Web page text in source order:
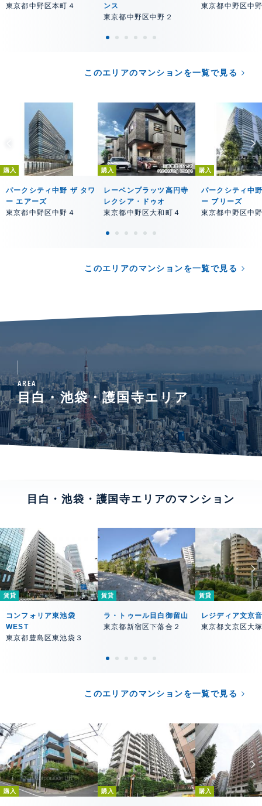
東京都中野区本町４
ンス
東京都中野区中野２
東京都中野区中
このエリアのマンションを一覧で見る
購入
パークシティ中野 ザ タワ
ー エアーズ
東京都中野区中野４
購入
レーベンプラッツ高円寺
レクシア・ドゥオ
東京都中野区大和町４
購入
パークシティ中
ー ブリーズ
東京都中野区中
このエリアのマンションを一覧で見る
AREA
目白・池袋・護国寺エリア
目白・池袋・護国寺エリアのマンション
賃貸
コンフォリア東池袋
WEST
東京都豊島区東池袋３
賃貸
ラ・トゥール目白御留山
東京都新宿区下落合２
賃貸
レジディア文京
東京都文京区大
このエリアのマンションを一覧で見る
購入 購入 購入